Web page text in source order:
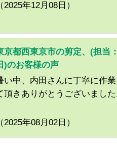
（2025年12月08日）
京都西東京市の剪定、(担当
)のお客様の声
い中、内田さんに丁寧に作業
頂きありがとうございました
（2025年08月02日）